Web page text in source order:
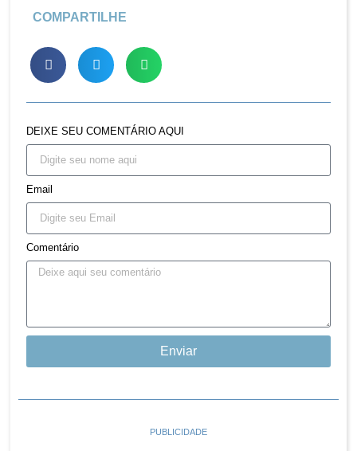
COMPARTILHE
DEIXE SEU COMENTÁRIO AQUI
Email
Comentário
Enviar
PUBLICIDADE